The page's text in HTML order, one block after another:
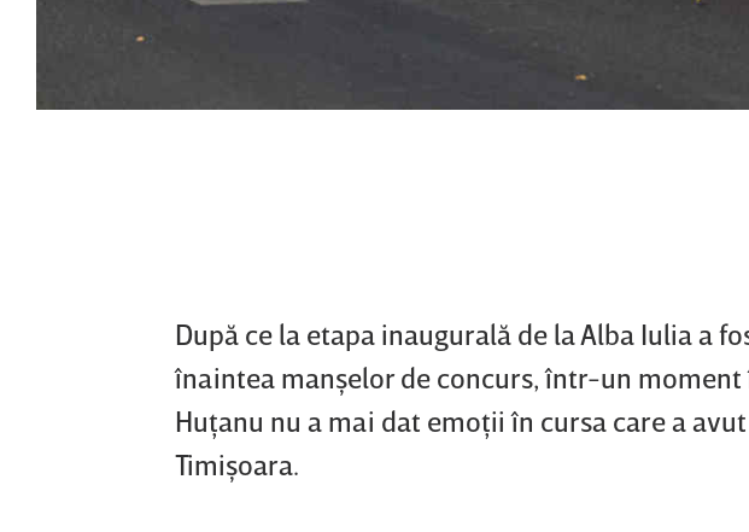
După ce la etapa inaugurală de la Alba Iulia a
înaintea manşelor de concurs, într-un
Huţanu nu a mai dat emoţii în cursa care a
Timişoara.